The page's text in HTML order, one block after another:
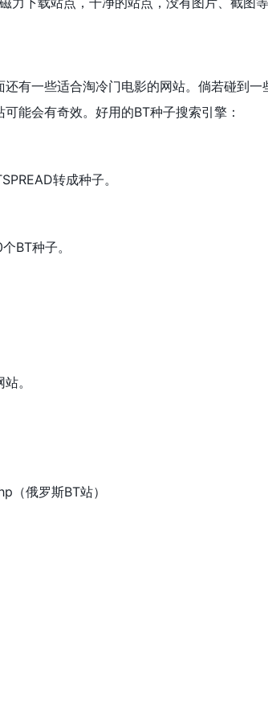
有一些适合淘冷门电影的网站。倘若碰到一
能会有奇效。好用的BT种子搜索引擎：
转成种子。
BT种子。
。
俄罗斯BT站）